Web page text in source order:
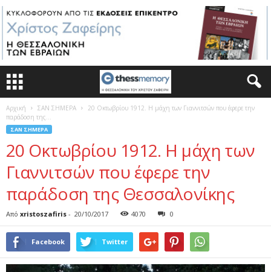
Αρχική ΣΑΝ ΣΗΜΕΡΑ
20 Οκτωβρίου 1912. Η μάχη των Γιαννιτσών που έφερε την
παράδοση της...
ΣΑΝ ΣΗΜΕΡΑ
20 Οκτωβρίου 1912. Η μάχη των
Γιαννιτσών που έφερε την
παράδοση της Θεσσαλονίκης
Από xristoszafiris - 20/10/2017 4070 0
Facebook Twitter